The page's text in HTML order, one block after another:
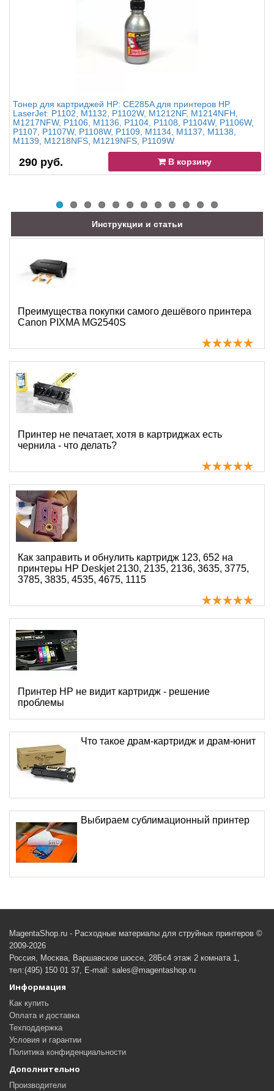
Тонер для картриджей HP: CE285A для принтеров HP
LaserJet: P1102, M1132, P1102W, M1212NF, M1214NFH,
M1217NFW, P1106, M1136, P1104, P1108, P1104W, P1106W,
P1107, P1107W, P1108W, P1109, M1134, M1137, M1138,
M1139, M1218NFS, M1219NFS, P1109W
290 руб. В корзину
Инструкции и статьи
Преимущества покупки самого дешёвого принтера
Canon PIXMA MG2540S
Принтер не печатает, хотя в картриджах есть
чернила - что делать?
Как заправить и обнулить картридж 123, 652 на
принтеры HP Deskjet 2130, 2135, 2136, 3635, 3775,
3785, 3835, 4535, 4675, 1115
Принтер HP не видит картридж - решение
проблемы
Что такое драм-картридж и драм-юнит
Выбираем сублимационный принтер
MagentaShop.ru - Расходные материалы для струйных принтеров ©
2009-2026
Россия, Москва, Варшавское шоссе, 28Бс4 этаж 2 комната 1,
тел:(495) 150 01 37, E-mail: sales@magentashop.ru
Информация
Как купить
Оплата и доставка
Техподдержка
Условия и гарантии
Политика конфиденциальности
Дополнительно
Производители